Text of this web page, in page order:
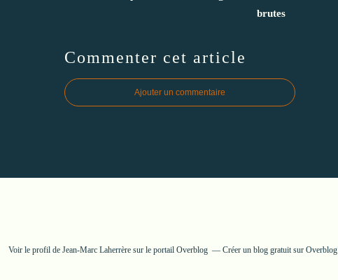
brutes
Commenter cet article
Ajouter un commentaire
Voir le profil de Jean-Marc Laherrèresur le portail Overblog Créer un blog gratuit sur Overblog